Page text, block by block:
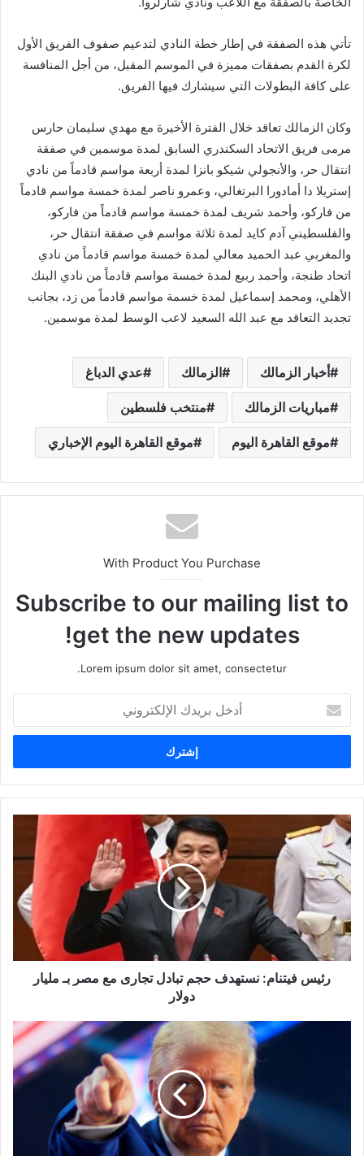
تأتي هذه الصفقة في إطار خطة النادي لتدعيم صفوف الفريق الأول
لكرة القدم بصفقات مميزة في الموسم المقبل، من أجل المنافسة
على كافة البطولات التي سيشارك فيها الفريق.
وكان الزمالك تعاقد خلال الفترة الأخيرة مع مهدي سليمان حارس
مرمى فريق الاتحاد السكندري السابق لمدة موسمين في صفقة
انتقال حر، والأنجولي شيكو بانزا لمدة أربعة مواسم قادماً من نادي
إستريلا دا أمادورا البرتغالي، وعمرو ناصر لمدة خمسة مواسم قادماً
من فاركو، وأحمد شريف لمدة خمسة مواسم قادماً من فاركو،
والفلسطيني آدم كايد لمدة ثلاثة مواسم في صفقة انتقال حر،
والمغربي عبد الحميد معالي لمدة خمسة مواسم قادماً من نادي
اتحاد طنجة، وأحمد ربيع لمدة خمسة مواسم قادماً من نادي البنك
الأهلي، ومحمد إسماعيل لمدة خسمة مواسم قادماً من زد، بجانب
تجديد التعاقد مع عبد الله السعيد لاعب الوسط لمدة موسمين.
أخبار الزمالك الزمالك عدي الدباغ
مباريات الزمالك منتخب فلسطين
موقع القاهرة اليوم موقع القاهرة اليوم الإخباري
With Product You Purchase
Subscribe to our mailing list to
get the new updates!
Lorem ipsum dolor sit amet, consectetur.
خ
ب
ر
د
ك
ا
إ
ك
ت
ر
رئيس فيتنام: نستهدف حجم تبادل تجارى مع مصر بـ مليار
دولار